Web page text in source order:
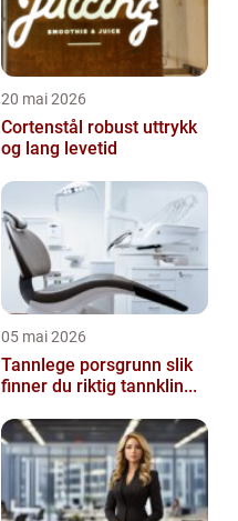
20 mai 2026
Cortenstål robust uttrykk
og lang levetid
05 mai 2026
Tannlege porsgrunn slik
finner du riktig tannklin...